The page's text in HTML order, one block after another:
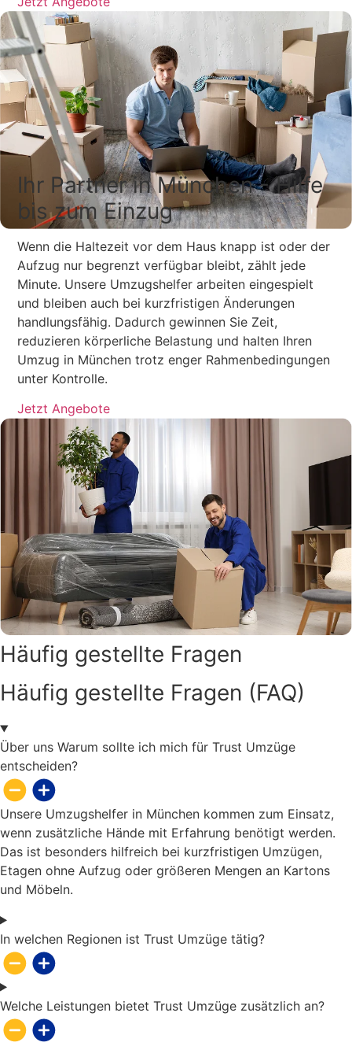
Ihr Partner in München - Hilfe
bis zum Einzug
Wenn die Haltezeit vor dem Haus knapp ist oder der
Aufzug nur begrenzt verfügbar bleibt, zählt jede
Minute. Unsere Umzugshelfer arbeiten eingespielt
und bleiben auch bei kurzfristigen Änderungen
handlungsfähig. Dadurch gewinnen Sie Zeit,
reduzieren körperliche Belastung und halten Ihren
Umzug in München trotz enger Rahmenbedingungen
unter Kontrolle.
Jetzt Angebote
Häufig gestellte Fragen
Häufig gestellte Fragen (FAQ)
Über uns Warum sollte ich mich für Trust Umzüge
entscheiden?
Unsere Umzugshelfer in München kommen zum Einsatz,
wenn zusätzliche Hände mit Erfahrung benötigt werden.
Das ist besonders hilfreich bei kurzfristigen Umzügen,
Etagen ohne Aufzug oder größeren Mengen an Kartons
und Möbeln.
In welchen Regionen ist Trust Umzüge tätig?
Welche Leistungen bietet Trust Umzüge zusätzlich an?